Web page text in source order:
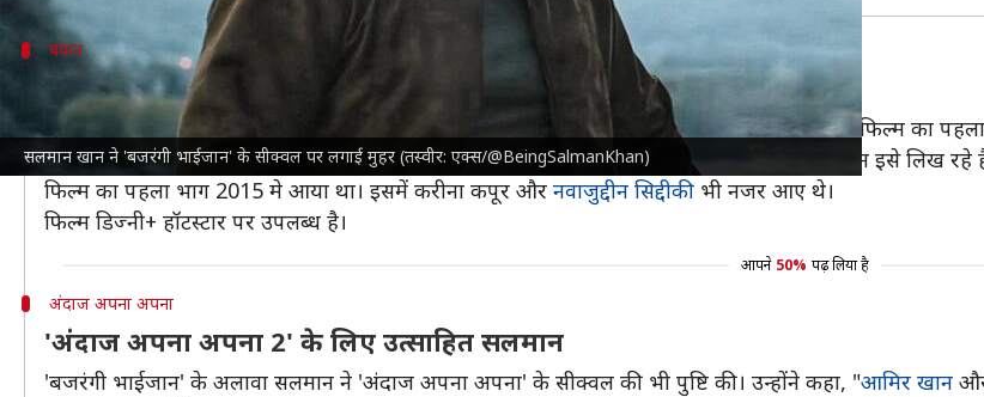
सलमान खान ने 'बजरंगी भाईजान' के सीक्वल पर लगाई मुहर (तस्वीर: एक्स/@BeingSalmanKhan)
बयान
कबीर खान लिख रहे कहानी- सलमान
मीडिया से बातचीत करते हुए सलमान ने खुलासा किया कि 'बजरंगी भाईजान' की कहानी लिखी जा रही है। फिल्म का पहला
'बजरंगी भाईजान' के सीक्वल के बारे में बात करते हुए सुपरस्टार ने कहा, "हां, ऐसा हो सकता है। कबीर खान इसे लिख रहे
फिल्म का पहला भाग 2015 मे आया था। इसमें करीना कपूर और नवाजुद्दीन सिद्दीकी भी नजर आए थे।
फिल्म डिज्नी+ हॉटस्टार पर उपलब्ध है।
आपने 50% पढ़ लिया है
अंदाज अपना अपना
'अंदाज अपना अपना 2' के लिए उत्साहित सलमान
'बजरंगी भाईजान' के अलावा सलमान ने 'अंदाज अपना अपना' के सीक्वल की भी पुष्टि की। उन्होंने कहा, "आमिर खान